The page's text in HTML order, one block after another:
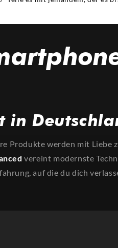
in
Produkte werden mit Liebe
vereint modernste
auf die du dich